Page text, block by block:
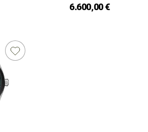
6.600,00 €